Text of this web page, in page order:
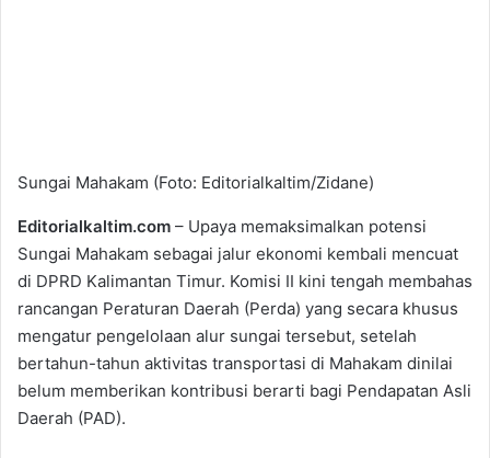
Sungai Mahakam (Foto: Editorialkaltim/Zidane)
Editorialkaltim.com – Upaya memaksimalkan potensi
Sungai Mahakam sebagai jalur ekonomi kembali mencuat
di DPRD Kalimantan Timur. Komisi II kini tengah membahas
rancangan Peraturan Daerah (Perda) yang secara khusus
mengatur pengelolaan alur sungai tersebut, setelah
bertahun-tahun aktivitas transportasi di Mahakam dinilai
belum memberikan kontribusi berarti bagi Pendapatan Asli
Daerah (PAD).